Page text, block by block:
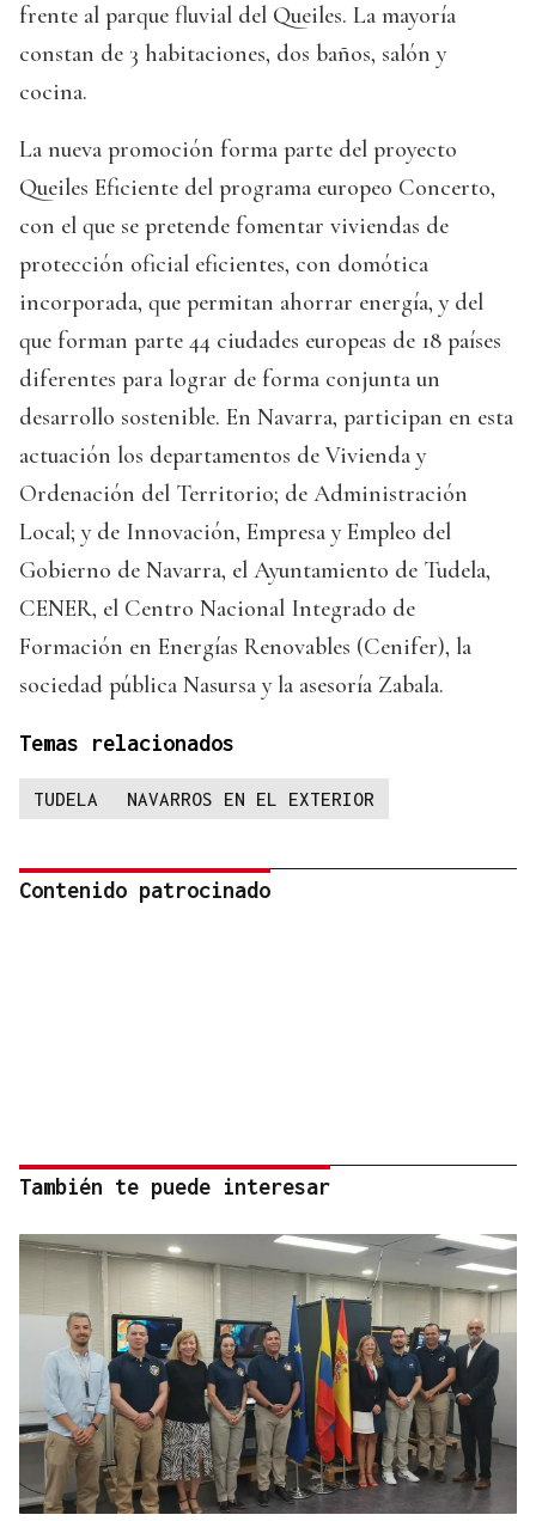
frente al parque fluvial del Queiles. La mayoría
constan de 3 habitaciones, dos baños, salón y
cocina.
La nueva promoción forma parte del proyecto
Queiles Eficiente del programa europeo Concerto,
con el que se pretende fomentar viviendas de
protección oficial eficientes, con domótica
incorporada, que permitan ahorrar energía, y del
que forman parte 44 ciudades europeas de 18 países
diferentes para lograr de forma conjunta un
desarrollo sostenible. En Navarra, participan en esta
actuación los departamentos de Vivienda y
Ordenación del Territorio; de Administración
Local; y de Innovación, Empresa y Empleo del
Gobierno de Navarra, el Ayuntamiento de Tudela,
CENER, el Centro Nacional Integrado de
Formación en Energías Renovables (Cenifer), la
sociedad pública Nasursa y la asesoría Zabala.
Temas relacionados
TUDELA NAVARROS EN EL EXTERIOR
Contenido patrocinado
También te puede interesar